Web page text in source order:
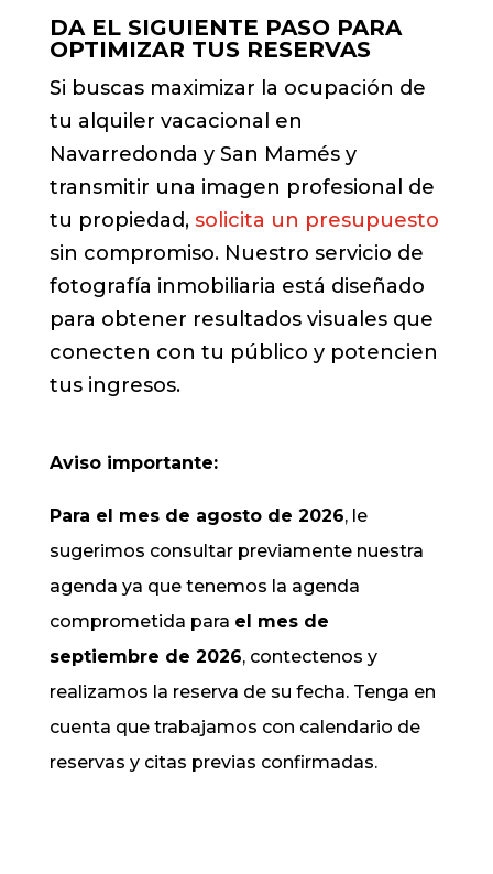
DA EL SIGUIENTE PASO PARA
OPTIMIZAR TUS RESERVAS
Si buscas maximizar la ocupación de
tu alquiler vacacional en
Navarredonda y San Mamés y
transmitir una imagen profesional de
tu propiedad, solicita un presupuesto
sin compromiso. Nuestro servicio de
fotografía inmobiliaria está diseñado
para obtener resultados visuales que
conecten con tu público y potencien
tus ingresos.
Aviso importante:
Para el mes de agosto de 2026, le
sugerimos consultar previamente nuestra
agenda ya que tenemos la agenda
comprometida para el mes de
septiembre de 2026, contectenos y
realizamos la reserva de su fecha. Tenga en
cuenta que trabajamos con calendario de
reservas y citas previas confirmadas.